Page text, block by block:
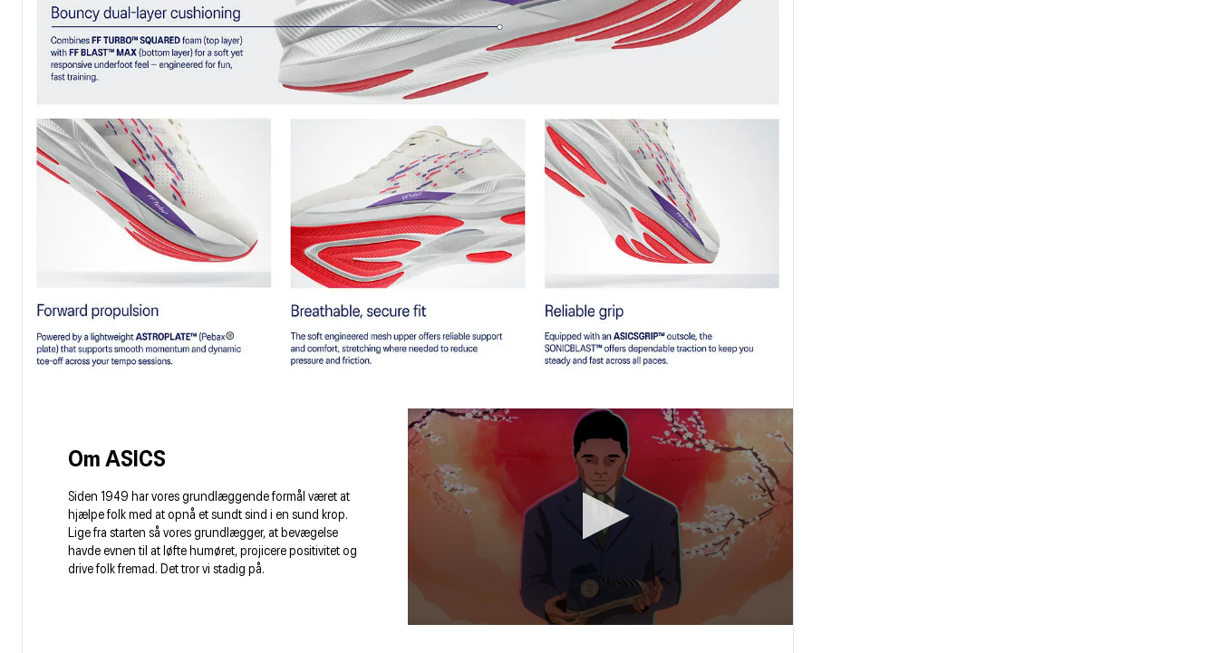
Om ASICS
Siden 1949 har vores grundlæggende formål været at
hjælpe folk med at opnå et sundt sind i en sund krop.
Lige fra starten så vores grundlægger, at bevægelse
havde evnen til at løfte humøret, projicere positivitet og
drive folk fremad. Det tror vi stadig på.